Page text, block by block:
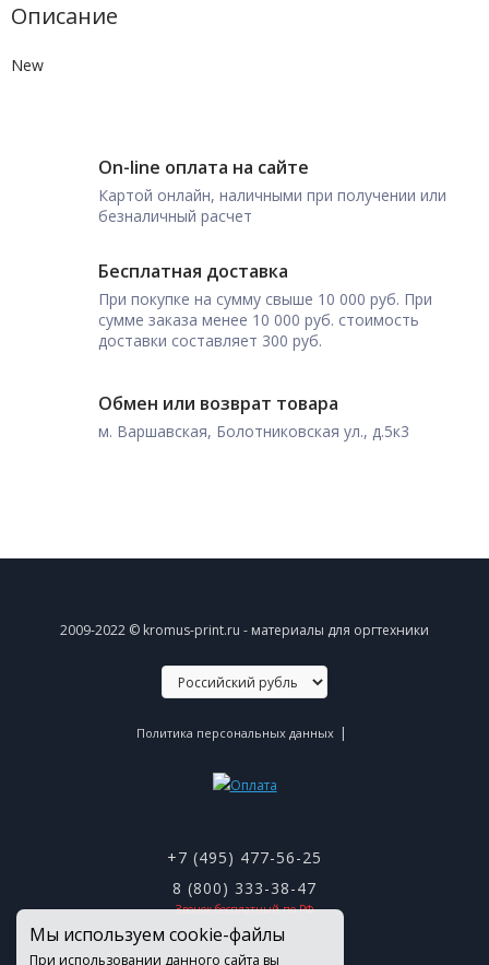
Описание
New
On-line оплата на сайте
Картой онлайн, наличными при получении или
безналичный расчет
Бесплатная доставка
При покупке на сумму свыше 10 000 руб. При
сумме заказа менее 10 000 руб. стоимость
доставки составляет 300 руб.
Обмен или возврат товара
м. Варшавская, Болотниковская ул., д.5к3
2009-2022 © kromus-print.ru - материалы для оргтехники
Политика персональных данных |
+7 (495) 477-56-25
8 (800) 333-38-47
Звонок бесплатный по РФ
Мы используем cookie-файлы
При использовании данного сайта вы